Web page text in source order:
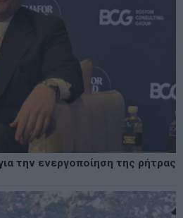
την ενεργοποίηση της ρήτρας